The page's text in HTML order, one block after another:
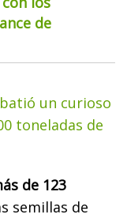
de
un curioso
toneladas de
de 123
semillas de